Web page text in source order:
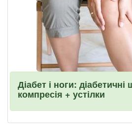
Діабет і ноги: діабетичні
компресія + устілки